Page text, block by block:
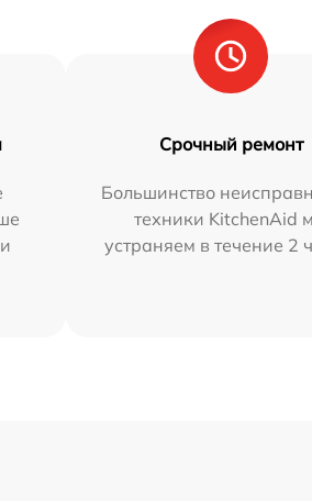
Срочный ремонт
Большинство
техники KitchenAid
устраняем в течение 2